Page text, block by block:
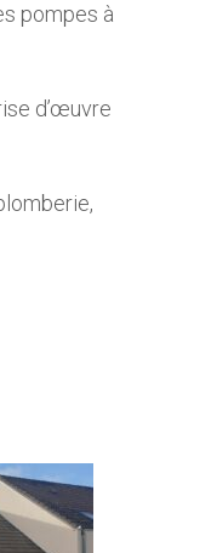
pompes à
d’œuvre